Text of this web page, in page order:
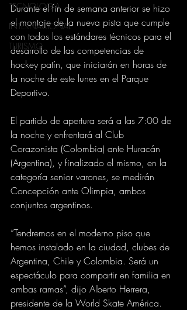
TECNOLOGIA
INTERNACIONAL
TURISMO
Durante el fin de semana anterior se hizo
el montaje de la nueva pista que cumple
con todos los estándares técnicos para el
desarrollo de las competencias de
hockey patín, que iniciarán en horas de
la noche de este lunes en el Parque
Deportivo.
El partido de apertura será a las 7:00 de
la noche y enfrentará al Club
Corazonista (Colombia) ante Huracán
(Argentina), y finalizado el mismo, en la
categoría senior varones, se medirán
Concepción ante Olimpia, ambos
conjuntos argentinos.
“Tendremos en el moderno piso que
hemos instalado en la ciudad, clubes de
Argentina, Chile y Colombia. Será un
espectáculo para compartir en familia en
ambas ramas”, dijo Alberto Herrera,
presidente de la World Skate América.